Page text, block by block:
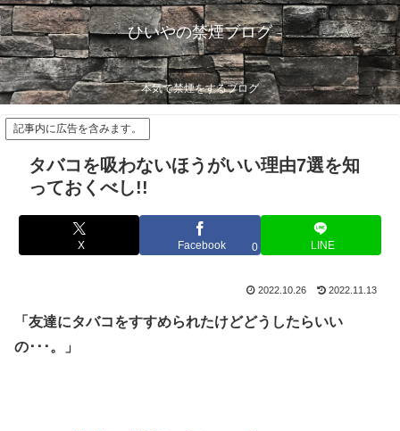
ひいやの禁煙ブログ
本気で禁煙をするブログ
記事内に広告を含みます。
タバコを吸わないほうがいい理由7選を知
っておくべし!!
X Facebook 0 LINE
2022.10.26 2022.11.13
「友達にタバコをすすめられたけどどうしたらいい
の･･･。」